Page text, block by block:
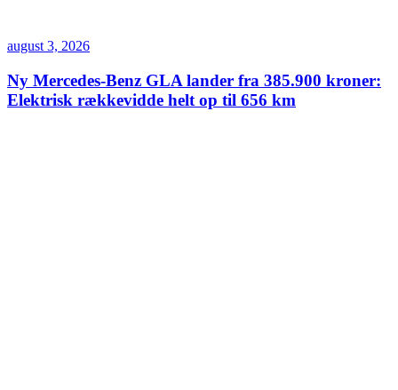
august 3, 2026
Ny Mercedes-Benz GLA lander fra 385.900 kroner:
Elektrisk rækkevidde helt op til 656 km